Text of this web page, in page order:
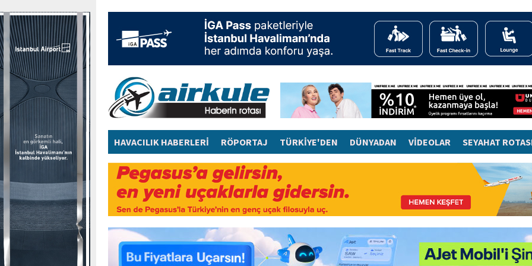
HAVACILIK HABERLERİ RÖPORTAJ TÜRKİYE'DEN DÜNYADAN VİDEOLAR SEYAHAT